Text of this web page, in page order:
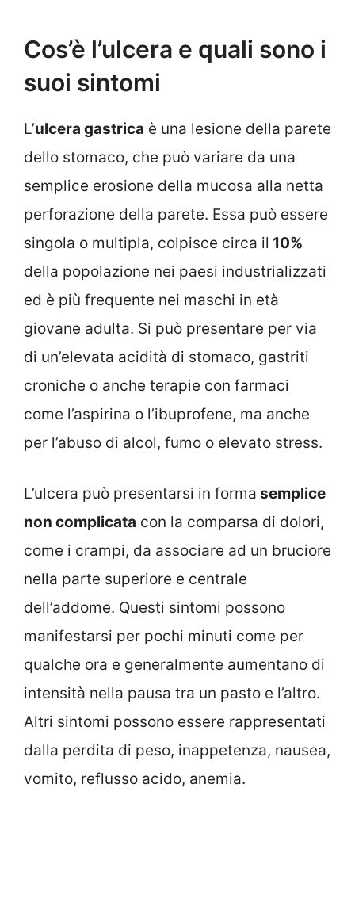
Cos’è l’ulcera e quali sono i
suoi sintomi
L’ulcera gastrica è una lesione della parete
dello stomaco, che può variare da una
semplice erosione della mucosa alla netta
perforazione della parete. Essa può essere
singola o multipla, colpisce circa il 10%
della popolazione nei paesi industrializzati
ed è più frequente nei maschi in età
giovane adulta. Si può presentare per via
di un’elevata acidità di stomaco, gastriti
croniche o anche terapie con farmaci
come l’aspirina o l’ibuprofene, ma anche
per l’abuso di alcol, fumo o elevato stress.
L’ulcera può presentarsi in forma semplice
non complicata con la comparsa di dolori,
come i crampi, da associare ad un bruciore
nella parte superiore e centrale
dell’addome. Questi sintomi possono
manifestarsi per pochi minuti come per
qualche ora e generalmente aumentano di
intensità nella pausa tra un pasto e l’altro.
Altri sintomi possono essere rappresentati
dalla perdita di peso, inappetenza, nausea,
vomito, reflusso acido, anemia.